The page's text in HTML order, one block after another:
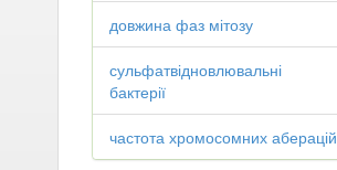
довжина фаз мітозу
сульфатвідновлювальні
бактерії
частота хромосомних аберацій